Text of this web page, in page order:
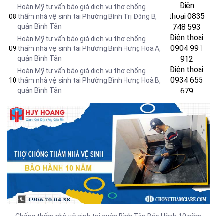
08
Hoàn Mỹ tư vấn báo giá dịch vụ thợ chống
thấm nhà vệ sinh tại Phường Bình Trị Đông B,
quận Bình Tân
Điện
thoại0835
748 593
09
Hoàn Mỹ tư vấn báo giá dịch vụ thợ chống
thấm nhà vệ sinh tại Phường Bình Hưng Hoà A,
quận Bình Tân
Điện thoại
0904 991
912
10
Hoàn Mỹ tư vấn báo giá dịch vụ thợ chống
thấm nhà vệ sinh tại Phường Bình Hưng Hoà B,
quận Bình Tân
Điện thoại
0934 655
679